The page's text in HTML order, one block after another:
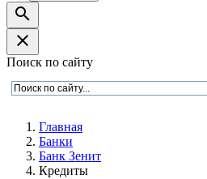
search
close
Поиск по сайту
Главная
Банки
Банк Зенит
Кредиты